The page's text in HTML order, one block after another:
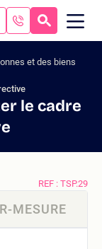
et des biens
le cadre
REF : TSP.29
MESURE